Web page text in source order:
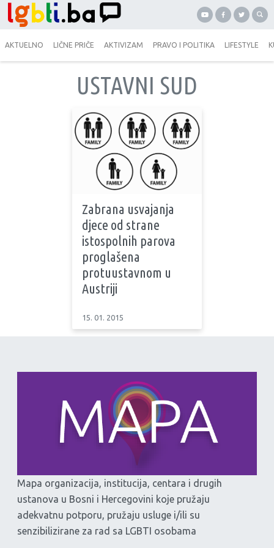
AKTUELNO LIČNE PRIČE AKTIVIZAM PRAVO I POLITIKA LIFESTYLE
USTAVNI SUD
Zabrana usvajanja
djece od strane
istospolnih parova
proglašena
protuustavnom u
Austriji
15. 01. 2015
Mapa organizacija, institucija, centara i drugih
ustanova u Bosni i Hercegovini koje pružaju
adekvatnu potporu, pružaju usluge i/ili su
senzibilizirane za rad sa LGBTI osobama